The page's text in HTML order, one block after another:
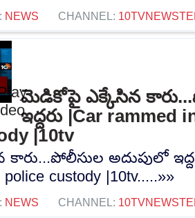
NEWS CHANNEL:
మెడికోపై ఎక్కేసిన
ఇద్దరు |Car rammed
|10tv
అదుపులో
custody |10tv.....»»
NEWS CHANNEL: